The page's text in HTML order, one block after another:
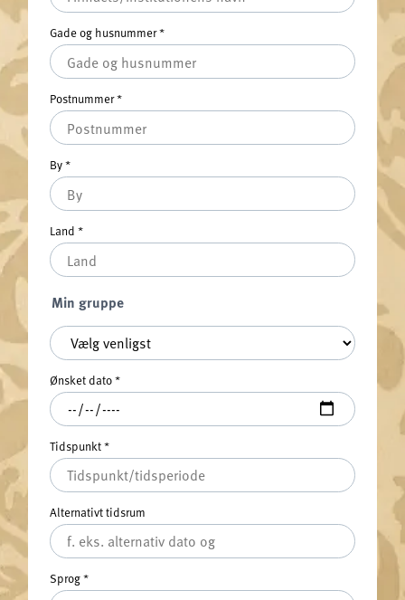
Gade og husnummer*
Postnummer*
By*
Land *
Min gruppe
Min gruppe*
Ønsket dato*
Tidspunkt*
Alternativt tidsrum
Sprog*